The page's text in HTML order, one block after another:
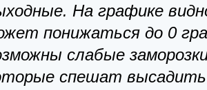
На графике
понижаться до 0
слабые
спешат